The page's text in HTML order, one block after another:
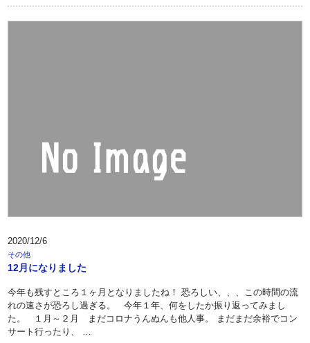
2020/12/6
その他
12月になりました
今年も残すところ１ヶ月となりましたね！ 恐ろしい、、、この時間の流
れの速さが恐ろし過ぎる。 今年１年、何をしたか振り返ってみまし
た。 １月～２月 まだコロナうんぬんも他人事。 まだまだ余裕でコン
サート行ったり、 …